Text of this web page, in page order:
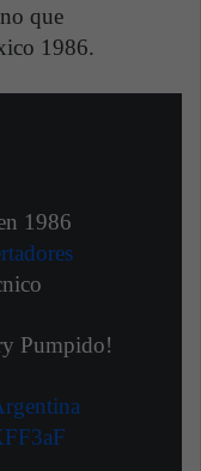
que
1986.
1986
Pumpido!